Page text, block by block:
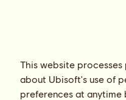
Prezentácia
This website
about Ubisoft's use of
preferences at anytime